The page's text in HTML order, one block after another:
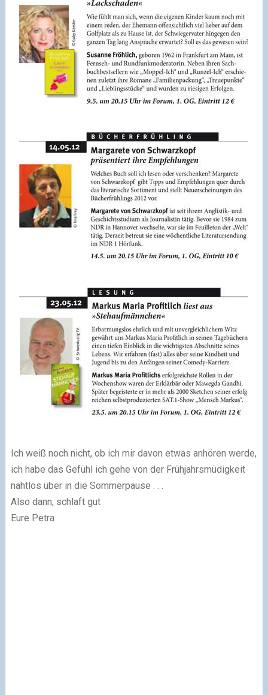
Ich weiß noch nicht, ob ich mir davon etwas anhören werde,
ich habe das Gefühl ich gehe von der Frühjahrsmüdigkeit
nahtlos über in die Sommerpause . . .
Also dann, schlaft gut
Eure Petra